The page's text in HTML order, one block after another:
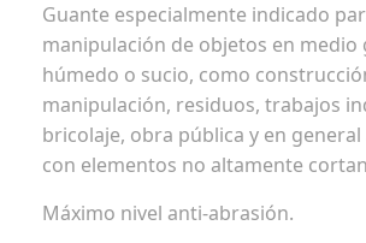
Guante especialmente indicado
manipulación de objetos en medio
húmedo o sucio, como
manipulación, residuos, trabajos
bricolaje, obra pública y en
con elementos no altamente
Máximo nivel anti-abrasión.